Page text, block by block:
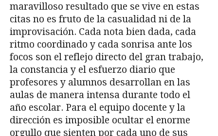
maravilloso resultado que se vive en estas
citas no es fruto de la casualidad ni de la
improvisación. Cada nota bien dada, cada
ritmo coordinado y cada sonrisa ante los
focos son el reflejo directo del gran trabajo,
la constancia y el esfuerzo diario que
profesores y alumnos desarrollan en las
aulas de manera intensa durante todo el
año escolar. Para el equipo docente y la
dirección es imposible ocultar el enorme
orgullo que sienten por cada uno de sus